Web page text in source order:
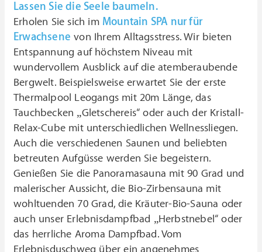
Lassen Sie die Seele baumeln.
Erholen Sie sich im Mountain SPA nur für
Erwachsene von Ihrem Alltagsstress. Wir bieten
Entspannung auf höchstem Niveau mit
wundervollem Ausblick auf die atemberaubende
Bergwelt. Beispielsweise erwartet Sie der erste
Thermalpool Leogangs mit 20m Länge, das
Tauchbecken „Gletschereis“ oder auch der Kristall-
Relax-Cube mit unterschiedlichen Wellnessliegen.
Auch die verschiedenen Saunen und beliebten
betreuten Aufgüsse werden Sie begeistern.
Genießen Sie die Panoramasauna mit 90 Grad und
malerischer Aussicht, die Bio-Zirbensauna mit
wohltuenden 70 Grad, die Kräuter-Bio-Sauna oder
auch unser Erlebnisdampfbad „Herbstnebel“ oder
das herrliche Aroma Dampfbad. Vom
Erlebnisduschweg über ein angenehmes